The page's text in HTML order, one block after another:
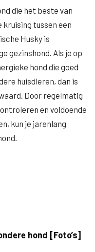
die het beste van
tussen een
Husky is
gezinshond. Als je op
hond die goed
huisdieren, dan is
Door regelmatig
en voldoende
kun je jarenlang
hond [Foto’s]